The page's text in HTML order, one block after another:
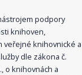
podpory
knihoven,
veřejné knihovnické a
dle zákona č.
o knihovnách a